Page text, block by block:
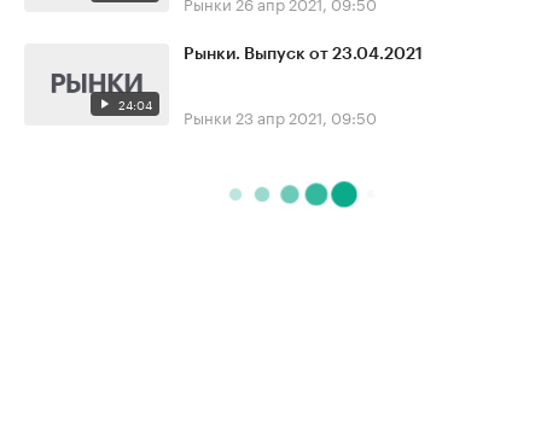
24:04
Рынки. Выпуск от 23.04.2021
Рынки 23 апр 2021, 09:50